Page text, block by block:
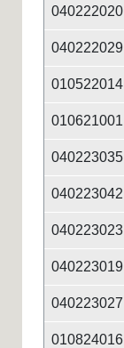
040222020
040222029
010522014
010621001
040223035
040223042
040223023
040223019
040223027
010824016